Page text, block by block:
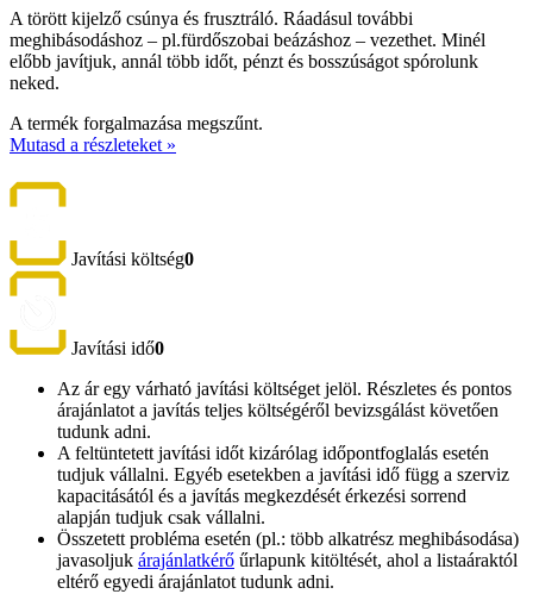
A törött kijelző csúnya és frusztráló. Ráadásul további
meghibásodáshoz – pl.fürdőszobai beázáshoz – vezethet. Minél
előbb javítjuk, annál több időt, pénzt és bosszúságot spórolunk
neked.
A termék forgalmazása megszűnt.
Mutasd a részleteket »
Javítási költség0
Javítási idő0
Az ár egy várható javítási költséget jelöl. Részletes és pontos
árajánlatot a javítás teljes költségéről bevizsgálást követően
tudunk adni.
A feltüntetett javítási időt kizárólag időpontfoglalás esetén
tudjuk vállalni. Egyéb esetekben a javítási idő függ a szerviz
kapacitásától és a javítás megkezdését érkezési sorrend
alapján tudjuk csak vállalni.
Összetett probléma esetén (pl.: több alkatrész meghibásodása)
javasoljuk árajánlatkérő űrlapunk kitöltését, ahol a listaáraktól
eltérő egyedi árajánlatot tudunk adni.